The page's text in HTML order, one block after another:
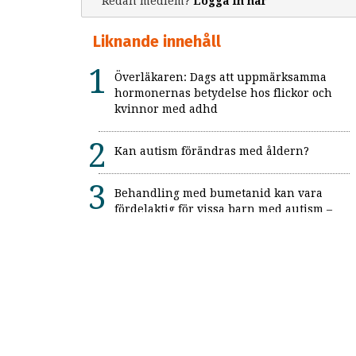
Liknande innehåll
Överläkaren: Dags att uppmärksamma
hormonernas betydelse hos flickor och
kvinnor med adhd
Kan autism förändras med åldern?
Behandling med bumetanid kan vara
fördelaktig för vissa barn med autism –